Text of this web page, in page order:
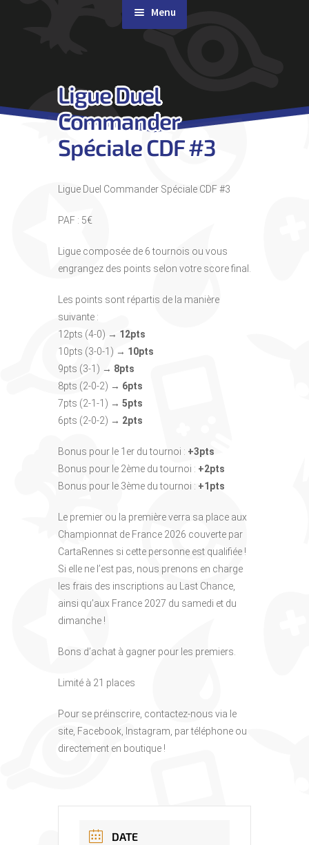
Menu
Agenda
Contact & Accès
Ligue Duel
Commander
Spéciale CDF #3
Ligue Duel Commander Spéciale CDF #3
PAF : 5€
Ligue composée de 6 tournois ou vous
engrangez des points selon votre score final.
Les points sont répartis de la manière
suivante :
12pts (4-0) → 12pts
10pts (3-0-1) → 10pts
9pts (3-1) → 8pts
8pts (2-0-2) → 6pts
7pts (2-1-1) → 5pts
6pts (2-0-2) → 2pts
Bonus pour le 1er du tournoi : +3pts
Bonus pour le 2ème du tournoi : +2pts
Bonus pour le 3ème du tournoi : +1pts
Le premier ou la première verra sa place aux
Championnat de France 2026 couverte par
CartaRennes si cette personne est qualifiée !
Si elle ne l’est pas, nous prenons en charge
les frais des inscriptions au Last Chance,
ainsi qu’aux France 2027 du samedi et du
dimanche !
Bons d’achat à gagner pour les premiers.
Limité à 21 places
Pour se préinscrire, contactez-nous via le
site, Facebook, Instagram, par téléphone ou
directement en boutique !
DATE